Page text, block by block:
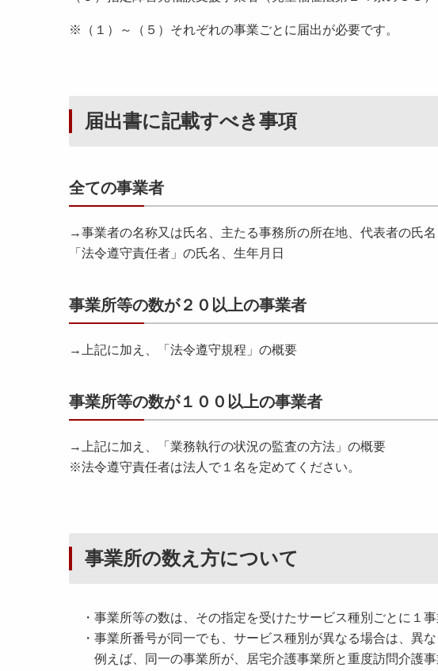
※（１）～（５）それぞれの事業ごとに届出が必要です。
届出書に記載すべき事項
全ての事業者
→事業者の名称又は氏名、主たる事務所の所在地、代表者の氏
「法令遵守責任者」の氏名、生年月日
事業所等の数が２０以上の事業者
→上記に加え、「法令遵守規程」の概要
事業所等の数が１００以上の事業者
→上記に加え、「業務執行の状況の監査の方法」の概要
※法令遵守責任者は法人で１名を定めてください。
事業所の数え方について
・事業所等の数は、その指定を受けたサービス種別ごとに１事
・事業所番号が同一でも、サービス種別が異なる場合は、異な
例えば、同一の事業所が、居宅介護事業所と重度訪問介護事